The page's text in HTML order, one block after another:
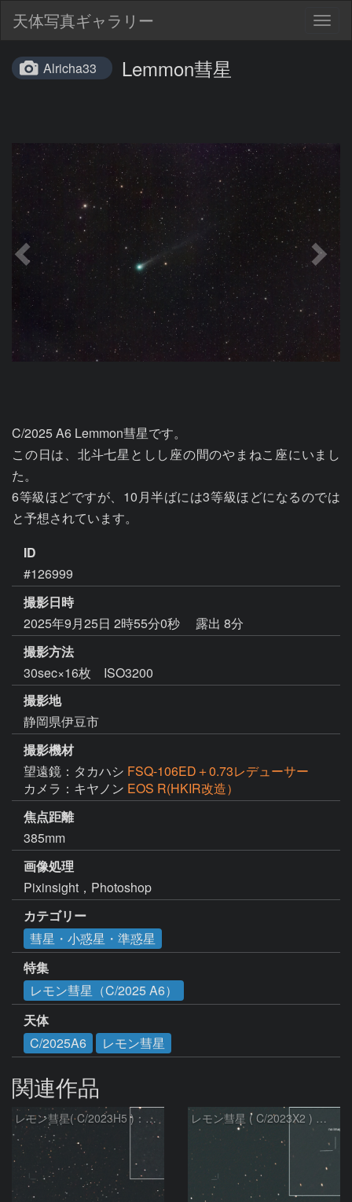
天体写真ギャラリー
Alricha33 Lemmon彗星
C/2025 A6 Lemmon彗星です。
この日は、北斗七星としし座の間のやまねこ座にいまし
た。
6等級ほどですが、10月半ばには3等級ほどになるのでは
と予想されています。
ID
#126999
撮影日時
2025年9月25日 2時55分0秒
露出 8分
撮影方法
30sec×16枚 ISO3200
撮影地
静岡県伊豆市
撮影機材
望遠鏡：タカハシ FSQ-106ED＋0.73レデューサー
カメラ：キヤノン EOS R(HKIR改造）
焦点距離
385mm
画像処理
Pixinsight，Photoshop
カテゴリー
彗星・小惑星・準惑星
特集
レモン彗星（C/2025 A6）
天体
C/2025A6
レモン彗星
関連作品
レモン彗星( C/2023H5 )：2026/05/20 レモン彗星 ( C/2023X2 ) の予報位置：2026/05/29